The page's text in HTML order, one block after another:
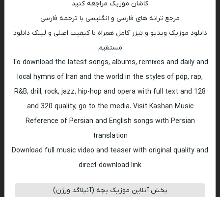
کاشان موزیک مراجعه کنید
مرجع ترانه های فارسی و انگلیسی با ترجمه فارسی
دانلود موزیک ویدیو و تیزر کامل همراه با کیفیت اصلی و لینک دانلود
مستقیم
To download the latest songs, albums, remixes and daily and
local hymns of Iran and the world in the styles of pop, rap,
R&B, drill, rock, jazz, hip-hop and opera with full text and 128
and 320 quality, go to the media. Visit Kashan Music
Reference of Persian and English songs with Persian
translation
Download full music video and teaser with original quality and
direct download link
پخش آنلاین موزیک بچه (آنپلاگد ورژن)